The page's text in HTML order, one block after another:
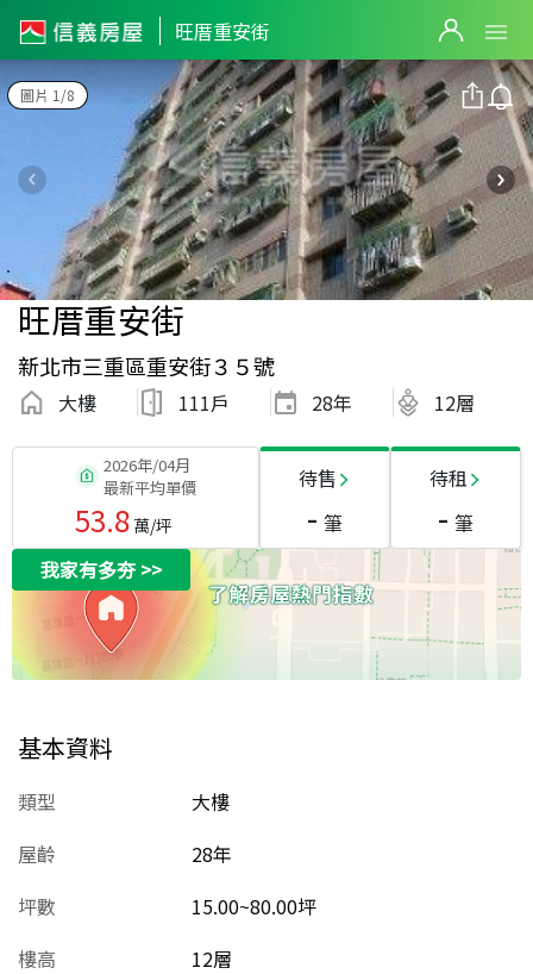
旺厝重安街
圖片 1/8
旺厝重安街
新北市三重區重安街３５號
大樓 111戶 28年 12層
2026年/04月
最新平均單價
53.8萬/坪
待售
- 筆
待租
- 筆
我家有多夯>>
基本資料
類型
大樓
屋齡
28年
坪數
15.00~80.00坪
樓高
12層